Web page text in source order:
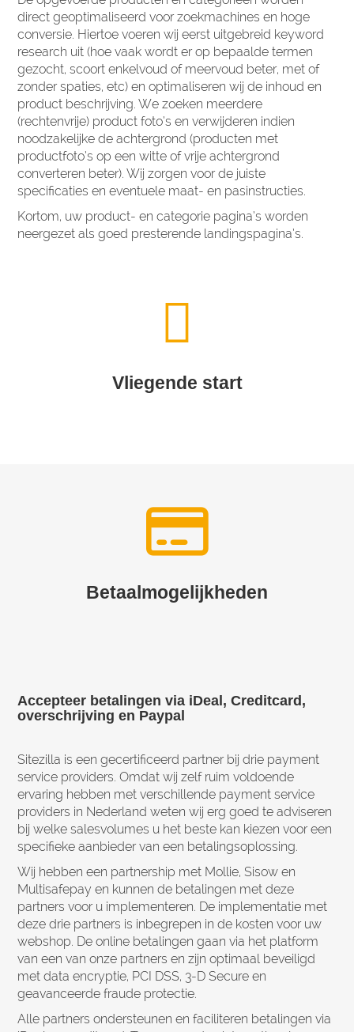
direct geoptimaliseerd voor zoekmachines en hoge
conversie. Hiertoe voeren wij eerst uitgebreid keyword
research uit (hoe vaak wordt er op bepaalde termen
gezocht, scoort enkelvoud of meervoud beter, met of
zonder spaties, etc) en optimaliseren wij de inhoud en
product beschrijving. We zoeken meerdere
(rechtenvrije) product foto’s en verwijderen indien
noodzakelijke de achtergrond (producten met
productfoto’s op een witte of vrije achtergrond
converteren beter). Wij zorgen voor de juiste
specificaties en eventuele maat- en pasinstructies.
Kortom, uw product- en categorie pagina’s worden
neergezet als goed presterende landingspagina’s.
Vliegende start
Betaalmogelijkheden
Accepteer betalingen via iDeal, Creditcard,
overschrijving en Paypal
Sitezilla is een gecertificeerd partner bij drie payment
service providers. Omdat wij zelf ruim voldoende
ervaring hebben met verschillende payment service
providers in Nederland weten wij erg goed te adviseren
bij welke salesvolumes u het beste kan kiezen voor een
specifieke aanbieder van een betalingsoplossing.
Wij hebben een partnership met Mollie, Sisow en
Multisafepay en kunnen de betalingen met deze
partners voor u implementeren. De implementatie met
deze drie partners is inbegrepen in de kosten voor uw
webshop. De online betalingen gaan via het platform
van een van onze partners en zijn optimaal beveiligd
met data encryptie, PCI DSS, 3-D Secure en
geavanceerde fraude protectie.
Alle partners ondersteunen en faciliteren betalingen via